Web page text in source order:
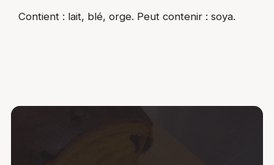
é
Contient : lait, blé, orge. Peut contenir : soya.